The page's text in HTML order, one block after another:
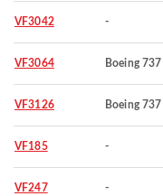
VF3042 -
VF3064 Boeing 737
VF3126 Boeing 737
VF185 -
VF247 -